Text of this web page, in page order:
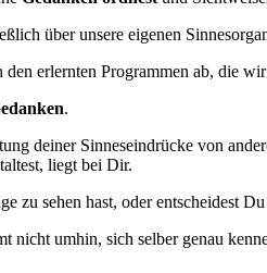
über unsere eigenen
erlernten Programmen ab, die
.
deiner Sinneseindrücke von
liegt bei Dir.
zu sehen hast, oder entscheidest
nicht umhin, sich selber genau